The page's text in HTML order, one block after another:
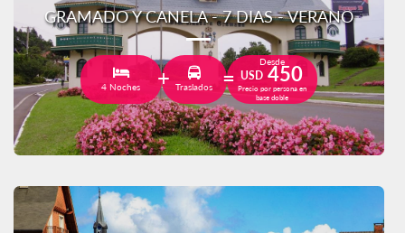
GRAMADO Y CANELA - 7 DIAS - VERANO
4 Noches Traslados
Desde
USD 450
Precio por persona en
base doble